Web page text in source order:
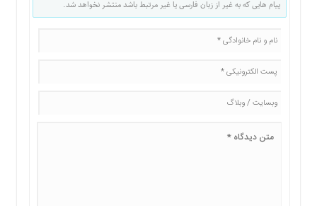
پیام هایی که به غیر از زبان فارسی یا غیر مرتبط باشد منتشر نخواهد شد.